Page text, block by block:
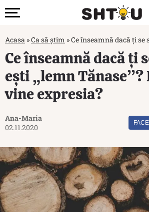
Acasa »Ca să știm »Ce înseamnă dacă ți se
Ce înseamnă dacă ți
ești „lemn Tănase”?
vine expresia?
Ana-Maria
02.11.2020